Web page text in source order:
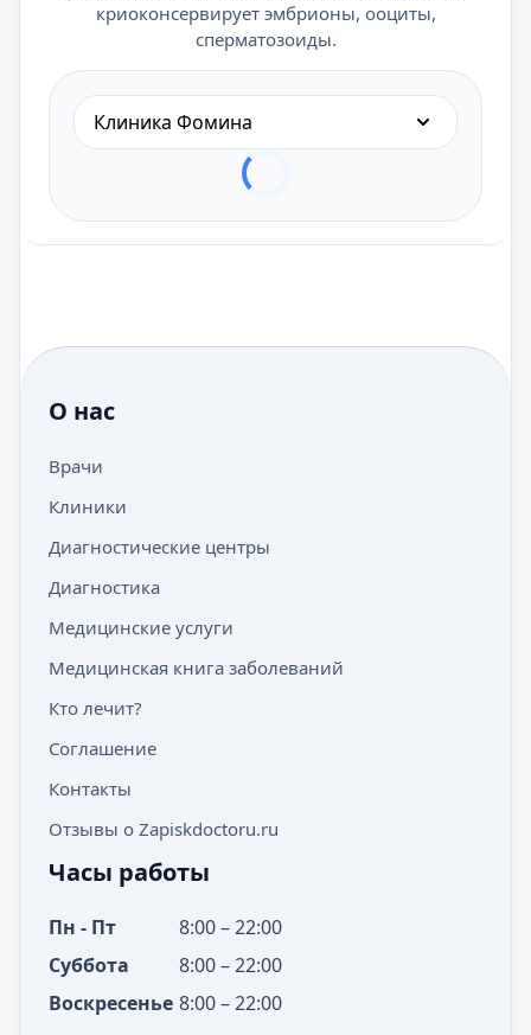
криоконсервирует эмбрионы, ооциты,
сперматозоиды.
Клиника Фомина
О нас
Врачи
Клиники
Диагностические центры
Диагностика
Медицинские услуги
Медицинская книга заболеваний
Кто лечит?
Соглашение
Контакты
Отзывы о Zapiskdoctoru.ru
Часы работы
Пн - Пт
8:00 – 22:00
Суббота
8:00 – 22:00
Воскресенье 8:00 – 22:00